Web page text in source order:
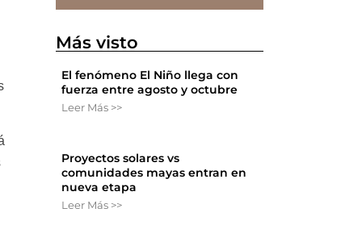
Más visto
El fenómeno El Niño llega con
fuerza entre agosto y octubre
Leer Más >>
Proyectos solares vs
comunidades mayas entran en
nueva etapa
Leer Más >>